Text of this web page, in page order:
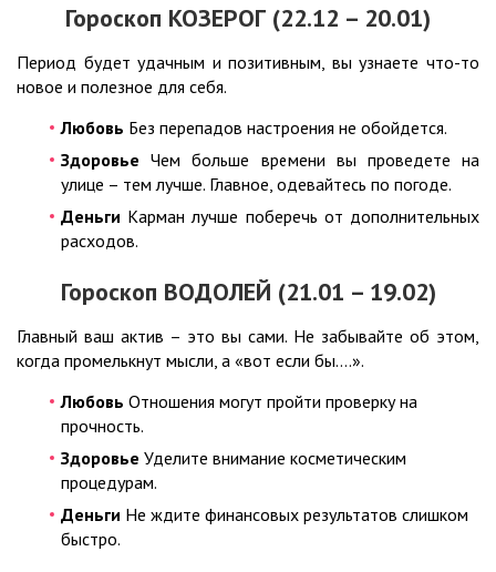
Гороскоп КОЗЕРОГ (22.12 – 20.01)
Период будет удачным и позитивным, вы узнаете что-то
новое и полезное для себя.
Любовь Без перепадов настроения не обойдется.
Здоровье Чем больше времени вы проведете на
улице – тем лучше. Главное, одевайтесь по погоде.
Деньги Карман лучше поберечь от дополнительных
расходов.
Гороскоп ВОДОЛЕЙ (21.01 – 19.02)
Главный ваш актив – это вы сами. Не забывайте об этом,
когда промелькнут мысли, а «вот если бы….».
Любовь Отношения могут пройти проверку на
прочность.
Здоровье Уделите внимание косметическим
процедурам.
Деньги Не ждите финансовых результатов слишком
быстро.